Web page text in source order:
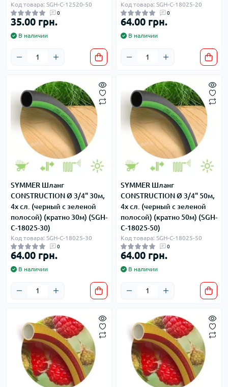
Код товара: SGH-С-12520-50
0
35.00 грн.
В наличии
Код товара: SGH-С-18025-20
0
64.00 грн.
В наличии
SYMMER Шланг
CONSTRUCTION Ø 3/4" 30м,
4х сл. (черный с зеленой
полосой) (кратно 30м) (SGH-
С-18025-30)
Код товара: SGH-С-18025-30
0
64.00 грн.
В наличии
SYMMER Шланг
CONSTRUCTION Ø 3/4" 50м,
4х сл. (черный с зеленой
полосой) (кратно 50м) (SGH-
С-18025-50)
Код товара: SGH-С-18025-50
0
64.00 грн.
В наличии